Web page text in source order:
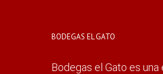
BODEGAS EL GATO
Bodegas el Gato es